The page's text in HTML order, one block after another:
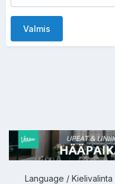
Valmis
Language / Kielivalinta